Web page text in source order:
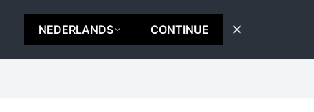
NEDERLANDS CONTINUE